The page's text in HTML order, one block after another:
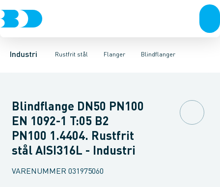
Industri Rustfrit stål
VentilerRustfrit stålSort stålGalvaniseret stålPlast
Flanger
Svejsefittings ASTM svejsefittingsLevnedsmiddel fittings
Blindflanger
Løsflanger Pressede løsflangerSvejseflanger m. krave
Blindflange DN50 PN100
EN 1092-1 T:05 B2
PN100 1.4404. Rustfrit
stål AISI316L - Industri
VARENUMMER 031975060